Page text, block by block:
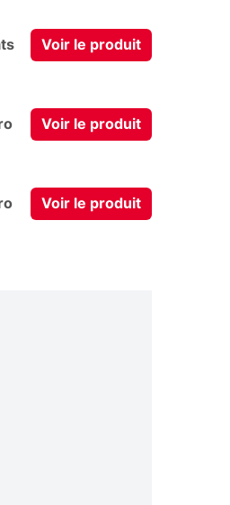
Voir le produit
Voir le produit
Voir le produit